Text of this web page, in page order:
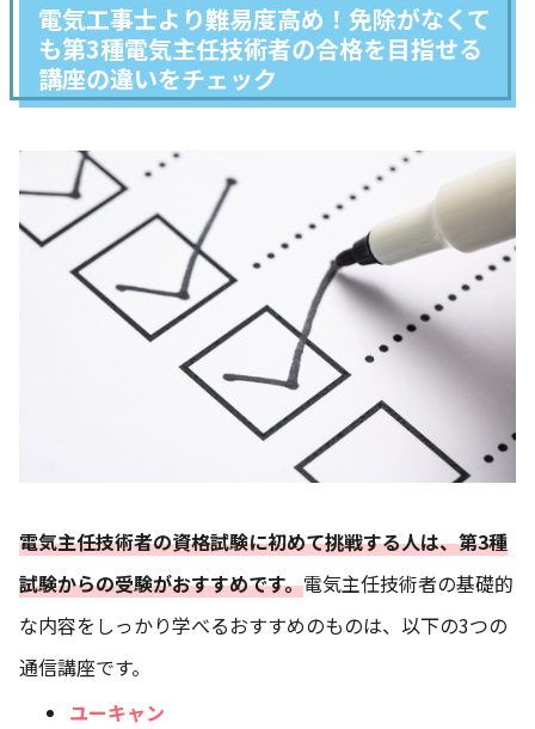
電気工事士より難易度高め！免除がなくて
も第3種電気主任技術者の合格を目指せる
講座の違いをチェック
電気主任技術者の資格試験に初めて挑戦する人は、第3種
試験からの受験がおすすめです。電気主任技術者の基礎的
な内容をしっかり学べるおすすめのものは、以下の3つの
通信講座です。
ユーキャン